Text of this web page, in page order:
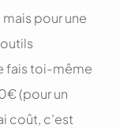
pour une
fais toi-même
(pour un
coût, c’est